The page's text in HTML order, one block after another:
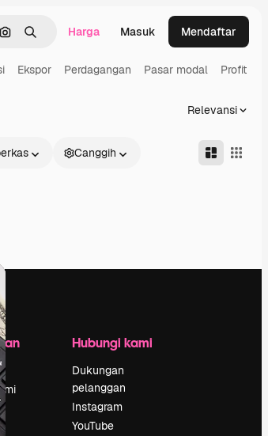
Pencarian berdasarkan gambar
MencariHarga Masuk Mendaftar
Ekspor Perdagangan Pasar modal Profit
Relevansi
Canggih
Hubungi kami
Dukungan
pelanggan
Instagram
YouTube